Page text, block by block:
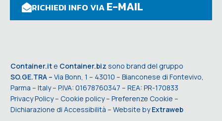
RICHIEDI INFO VIAE-MAIL
Container.it e Container.biz sono brand del gruppo
SO.GE.TRA – Via Bonn, 1 – 43010 – Bianconese di Fontevivo,
Parma – Italy – P.IVA: 01678760347 – REA: PR-170833
Privacy Policy– Cookie policy– Preferenze Cookie –
Dichiarazione di Accessibilità – Website byExtraweb